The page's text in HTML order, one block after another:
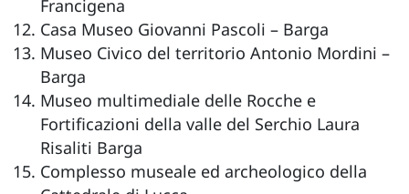
Francigena
Casa Museo Giovanni Pascoli – Barga
Museo Civico del territorio Antonio Mordini –
Barga
Museo multimediale delle Rocche e
Fortificazioni della valle del Serchio Laura
Risaliti Barga
Complesso museale ed archeologico della